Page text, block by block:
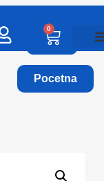
0
Pocetna